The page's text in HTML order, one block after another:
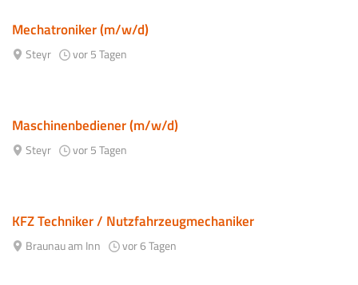
Mechatroniker (m/w/d)
Steyr vor 5 Tagen
Maschinenbediener (m/w/d)
Steyr vor 5 Tagen
KFZ Techniker / Nutzfahrzeugmechaniker
Braunau am Inn vor 6 Tagen